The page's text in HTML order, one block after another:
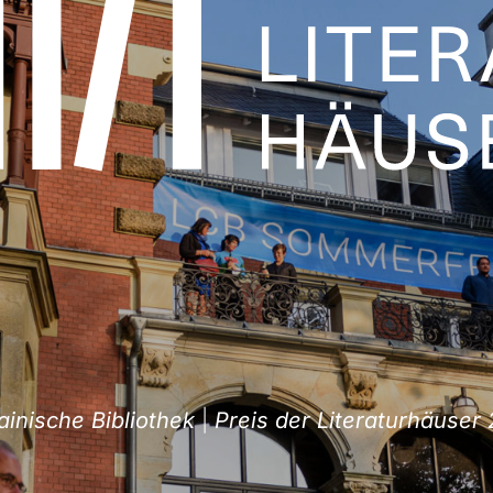
Bibliothek|Preis der Literaturhäuser